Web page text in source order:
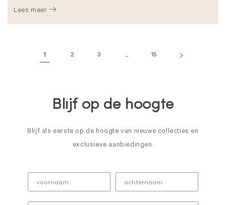
Lees meer
1 2 3 ... 15
Blijf op de hoogte
Blijf als eerste op de hoogte van nieuwe collecties en
exclusieve aanbiedingen.